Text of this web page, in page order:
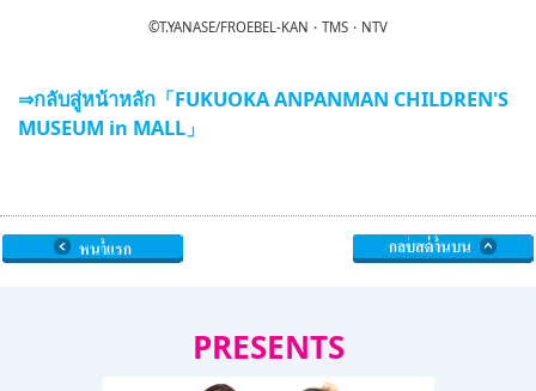
©T.YANASE/FROEBEL-KAN・TMS・NTV
⇒กลับสู่หน้าหลัก「FUKUOKA ANPANMAN CHILDREN'S
MUSEUM in MALL」
PRESENTS